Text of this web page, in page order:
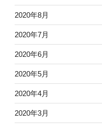
2020年8月
2020年7月
2020年6月
2020年5月
2020年4月
2020年3月